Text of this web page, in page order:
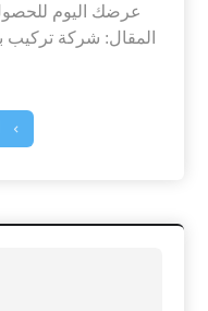
عرضك اليوم
المقال: شركة تركيب